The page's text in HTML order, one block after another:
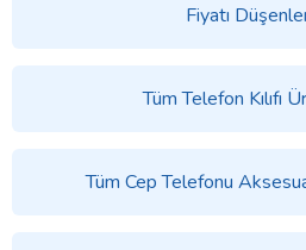
Fiyatı
Tüm Telefon Kılıfı
Tüm Cep Telefonu